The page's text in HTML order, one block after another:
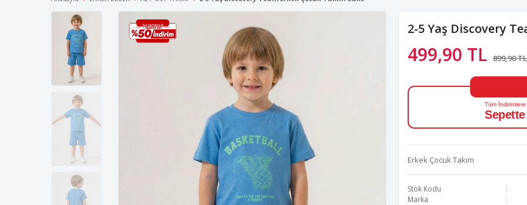
2-5 Yaş Discovery
499,90 TL 899,90 TL
Tüm İndirimlere
Erkek Çocuk Takım
Stok Kodu
Marka